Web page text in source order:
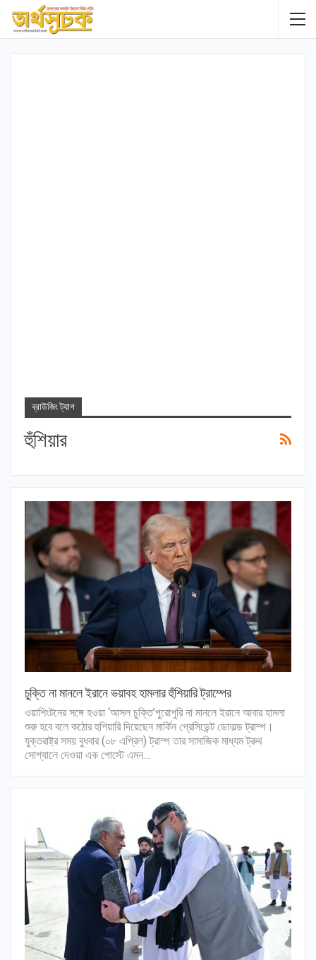
ব্রাউজিং ট্যাগ
হুঁশিয়ার
চুক্তি না মানলে ইরানে ভয়াবহ হামলার হুঁশিয়ারি ট্রাম্পের
ওয়াশিংটনের সঙ্গে হওয়া ‘আসল চুক্তি’পুরোপুরি না মানলে ইরানে আবার হামলা
শুরু হবে বলে কঠোর হুশিয়ারি দিয়েছেন মার্কিন প্রেসিডেন্ট ডোনাল্ড ট্রাম্প।
যুক্তরাষ্ট্র সময় বুধবার (০৮ এপ্রিল) ট্রাম্প তার সামাজিক মাধ্যম ট্রুথ
সোশ্যালে দেওয়া এক পোস্টে এমন…